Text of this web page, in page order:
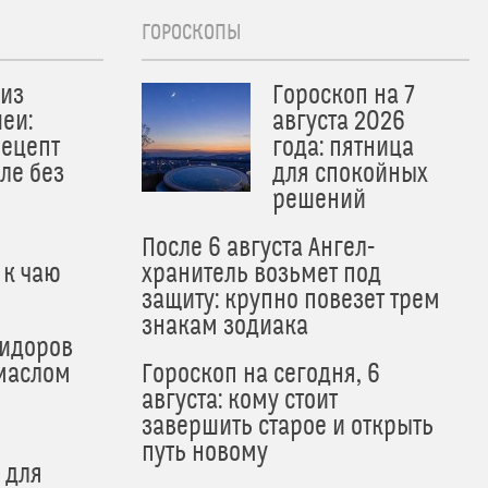
без
чаю
ГОРОСКОПЫ
Гороскоп на 7
августа 2026
года: пятница
для спокойных
решений
После 6 августа Ангел-
хранитель возьмет под
защиту: крупно повезет трем
знакам зодиака
Гороскоп на сегодня, 6
августа: кому стоит
завершить старое и открыть
путь новому